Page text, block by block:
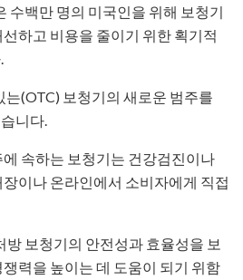
수백만 명의 미국인을 위해 보청기
하고 비용을 줄이기 위한 획기적
는(OTC) 보청기의 새로운 범주를
니다.
속하는 보청기는 건강검진이나
이나 온라인에서 소비자에게 직접
방 보청기의 안전성과 효율성을 보
력을 높이는 데 도움이 되기 위함